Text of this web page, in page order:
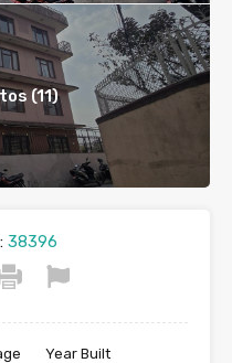
(11)
38396
Year Built